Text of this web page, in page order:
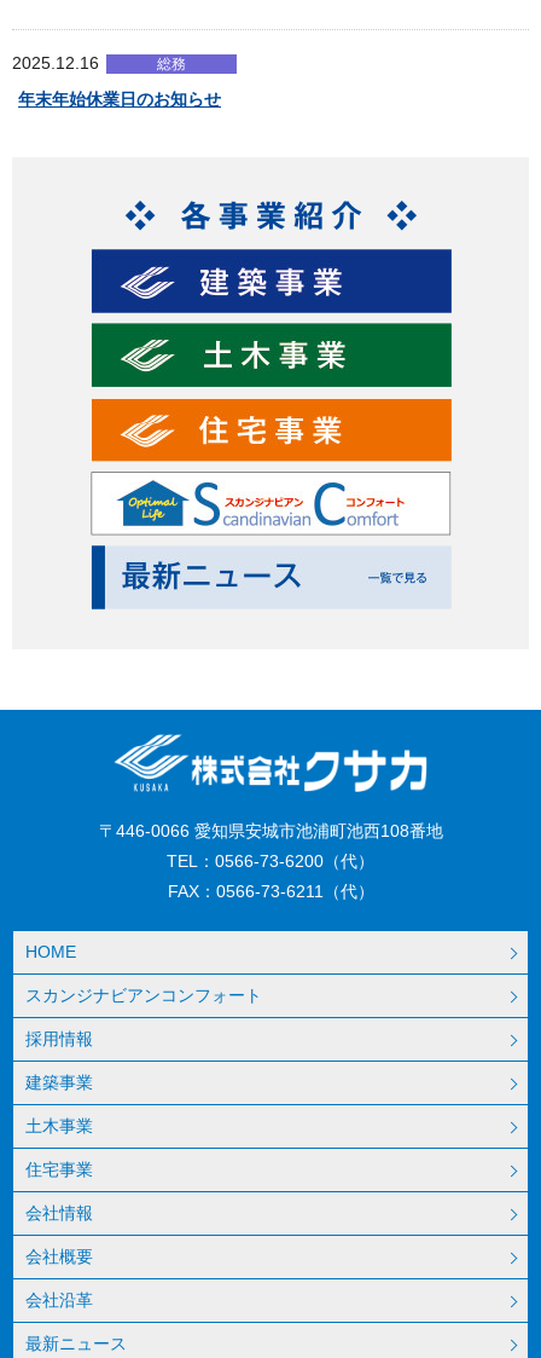
2025.12.16 総務
年末年始休業日のお知らせ
〒446-0066 愛知県安城市池浦町池西108番地
TEL：0566-73-6200（代）
FAX：0566-73-6211（代）
HOME
スカンジナビアンコンフォート
採用情報
建築事業
土木事業
住宅事業
会社情報
会社概要
会社沿革
最新ニュース